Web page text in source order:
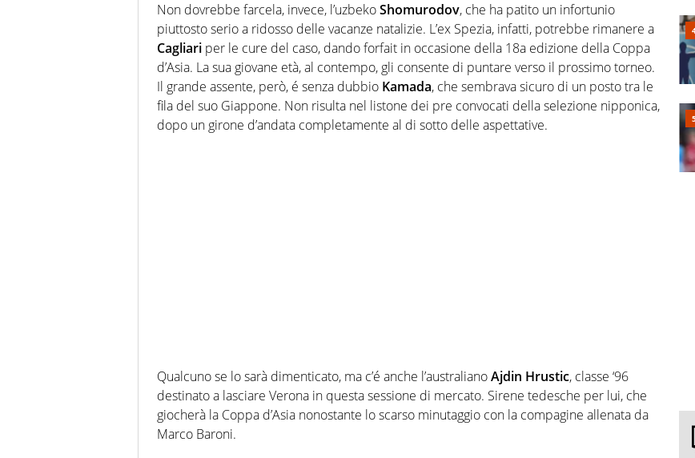
Non dovrebbe farcela, invece, l’uzbekoShomurodov, che ha patito un infortunio
piuttosto serio a ridosso delle vacanze natalizie. L’ex Spezia, infatti, potrebbe rimanere a
Cagliari per le cure del caso, dando forfait in occasione della 18a edizione della Coppa
d’Asia. La sua giovane età, al contempo, gli consente di puntare verso il prossimo torneo.
Il grande assente, però, é senza dubbio Kamada, che sembrava sicuro di un posto tra le
fila del suo Giappone. Non risulta nel listone dei pre convocati della selezione nipponica,
dopo un girone d’andata completamente al di sotto delle aspettative.
Qualcuno se lo sarà dimenticato, ma c’é anche l’australianoAjdin Hrustic, classe ‘96
destinato a lasciare Verona in questa sessione di mercato. Sirene tedesche per lui, che
giocherà la Coppa d’Asia nonostante lo scarso minutaggio con la compagine allenata da
Marco Baroni.